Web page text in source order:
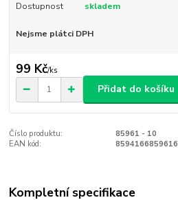
Dostupnost skladem
Nejsme plátci DPH
99 Kč/ks
Přidat do košíku
Číslo produktu:
85961 - 10
EAN kód:
8594166859616
Kompletní specifikace